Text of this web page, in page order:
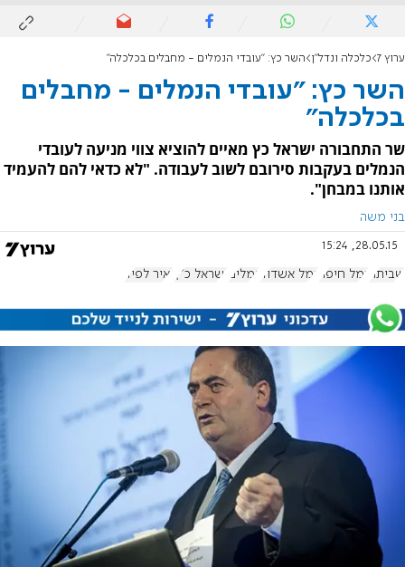
ערוץ 7 כלכלה ונדל"ן השר כץ: "עובדי הנמלים - מחבלים בכלכלה"
השר כץ: "עובדי הנמלים - מחבלים
בכלכלה"
שר התחבורה ישראל כץ מאיים להוציא צווי מניעה לעובדי
הנמלים בעקבות סירובם לשוב לעבודה. "לא כדאי להם להעמיד
אותנו במבחן".
בני משה
28.05.15, 15:24
שביתה נמל חיפה נמל אשדוד נמלים ישראל כ"ץ יאיר לפיד